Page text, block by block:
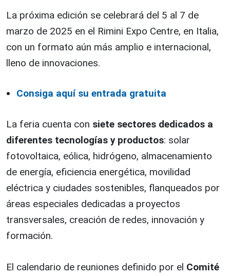
La próxima edición se celebrará del 5 al 7 de
marzo de 2025 en el Rimini Expo Centre, en Italia,
con un formato aún más amplio e internacional,
lleno de innovaciones.
Consiga aquí su entrada gratuita
La feria cuenta con siete sectores dedicados a
diferentes tecnologías y productos: solar
fotovoltaica, eólica, hidrógeno, almacenamiento
de energía, eficiencia energética, movilidad
eléctrica y ciudades sostenibles, flanqueados por
áreas especiales dedicadas a proyectos
transversales, creación de redes, innovación y
formación.
El calendario de reuniones definido por el Comité